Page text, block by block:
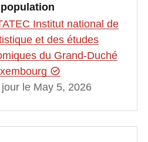
Institut national de
et des études
du Grand-Duché
le May 5, 2026